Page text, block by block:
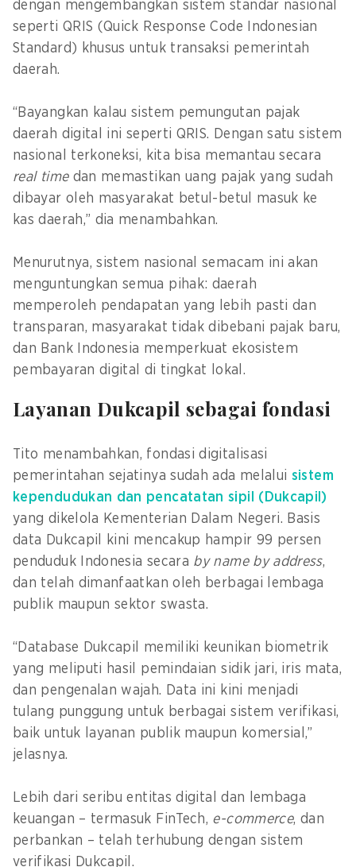
dengan mengembangkan sistem standar nasional
seperti QRIS (Quick Response Code Indonesian
Standard) khusus untuk transaksi pemerintah
daerah.
“Bayangkan kalau sistem pemungutan pajak
daerah digital ini seperti QRIS. Dengan satu sistem
nasional terkoneksi, kita bisa memantau secara
real time dan memastikan uang pajak yang sudah
dibayar oleh masyarakat betul-betul masuk ke
kas daerah,” dia menambahkan.
Menurutnya, sistem nasional semacam ini akan
menguntungkan semua pihak: daerah
memperoleh pendapatan yang lebih pasti dan
transparan, masyarakat tidak dibebani pajak baru,
dan Bank Indonesia memperkuat ekosistem
pembayaran digital di tingkat lokal.
Layanan Dukcapil sebagai fondasi
Tito menambahkan, fondasi digitalisasi
pemerintahan sejatinya sudah ada melalui sistem
kependudukan dan pencatatan sipil (Dukcapil)
yang dikelola Kementerian Dalam Negeri. Basis
data Dukcapil kini mencakup hampir 99 persen
penduduk Indonesia secara by name by address,
dan telah dimanfaatkan oleh berbagai lembaga
publik maupun sektor swasta.
“Database Dukcapil memiliki keunikan biometrik
yang meliputi hasil pemindaian sidik jari, iris mata,
dan pengenalan wajah. Data ini kini menjadi
tulang punggung untuk berbagai sistem verifikasi,
baik untuk layanan publik maupun komersial,”
jelasnya.
Lebih dari seribu entitas digital dan lembaga
keuangan – termasuk FinTech, e-commerce, dan
perbankan – telah terhubung dengan sistem
verifikasi Dukcapil.